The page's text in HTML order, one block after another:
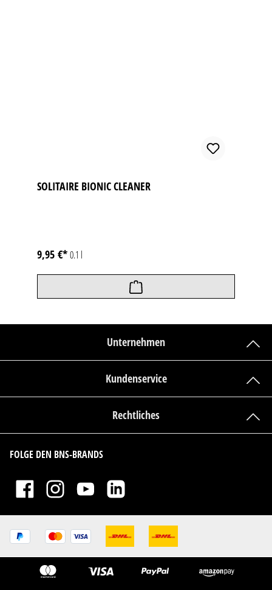
SOLITAIRE BIONIC CLEANER
9,95 €*0.1 l
Unternehmen
Kundenservice
Rechtliches
FOLGE DEN BNS-BRANDS